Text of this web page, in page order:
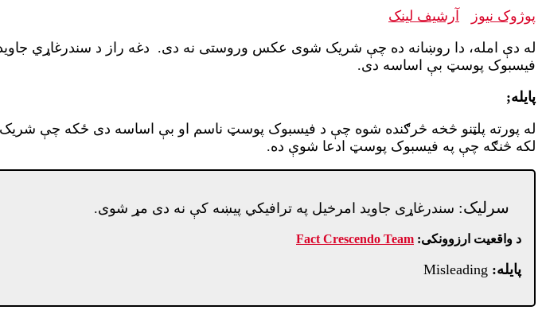
پوژوک نیوز
آرشيف لینک
له دې امله، دا روښانه ده چې شریک شوی عکس وروستی نه دی. دغه راز د سندرغاړي
فیسبوک پوسټ بې اساسه دی.
پایله;
له پورته پلټنو څخه څرګنده شوه چې د فیسبوک پوسټ ناسم او بې اساسه دی ځکه چې
لکه څنګه چې په فیسبوک پوسټ ادعا شوې ده.
سرلیک: سندرغاړی جاوید امرخیل په ترافیکي پیښه کې نه دی مړ شوی.
د واقعیت ارزوونکی: Fact Crescendo Team
پایله: